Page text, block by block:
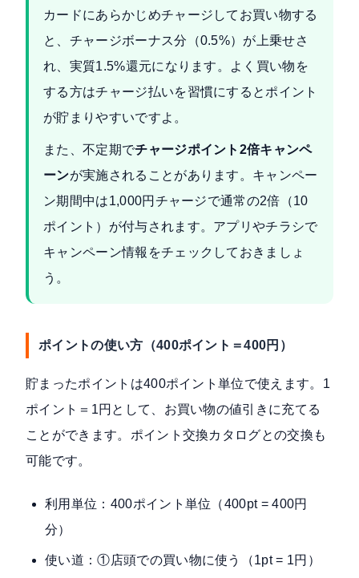
カードにあらかじめチャージしてお買い物する
と、チャージボーナス分（0.5%）が上乗せさ
れ、実質1.5%還元になります。よく買い物を
する方はチャージ払いを習慣にするとポイント
が貯まりやすいですよ。
また、不定期でチャージポイント2倍キャンペ
ーンが実施されることがあります。 キャンペー
ン期間中は1,000円チャージで通常の2倍（10
ポイント）が付与されます。アプリやチラシで
キャンペーン情報をチェックしておきましょ
う。
ポイントの使い方（400ポイント＝400円）
貯まったポイントは400ポイント単位で使えます。1
ポイント＝1円として、お買い物の値引きに充てる
ことができます。ポイント交換カタログとの交換も
可能です。
利用単位：400ポイント単位（400pt = 400円
分）
使い道：①店頭での買い物に使う（1pt = 1円）